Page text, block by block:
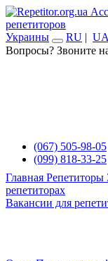
репетиторов
Украины
RU | UA
Вопросы? Звоните
(067) 505-98-05
(099) 818-33-25
Главная Репетиторы
репетиторах
Вакансии для